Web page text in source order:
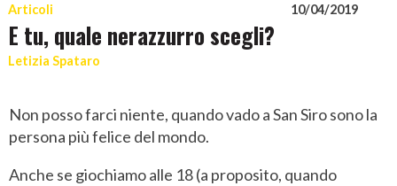
Articoli 10/04/2019
E tu, quale nerazzurro scegli?
Letizia Spataro
Non posso farci niente, quando vado a San Siro sono la
persona più felice del mondo.
Anche se giochiamo alle 18 (a proposito, quando